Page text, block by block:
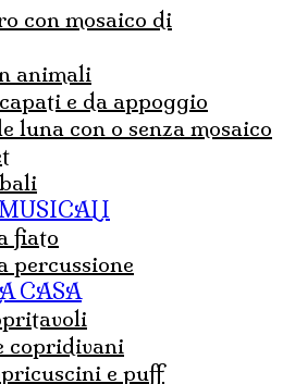
animali
e da appoggio
fiato
percussione
CASA
copridivani
e puff